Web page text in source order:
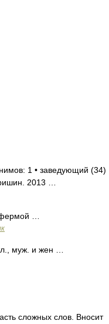
1 • заведующий (34)
2013 …
…
муж. и жен …
сложных слов. Вносит